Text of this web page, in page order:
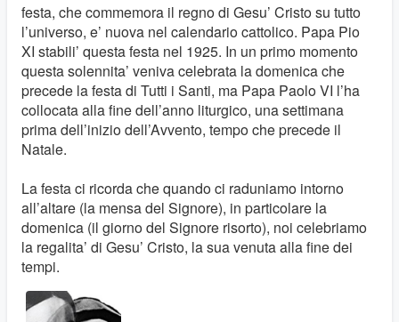
festa, che commemora il regno di Gesu’ Cristo su tutto
l’universo, e’ nuova nel calendario cattolico. Papa Pio
XI stabili’ questa festa nel 1925. In un primo momento
questa solennita’ veniva celebrata la domenica che
precede la festa di Tutti i Santi, ma Papa Paolo VI l’ha
collocata alla fine dell’anno liturgico, una settimana
prima dell’inizio dell’Avvento, tempo che precede il
Natale.
La festa ci ricorda che quando ci raduniamo intorno
all’altare (la mensa del Signore), in particolare la
domenica (il giorno del Signore risorto), noi celebriamo
la regalita’ di Gesu’ Cristo, la sua venuta alla fine dei
tempi.